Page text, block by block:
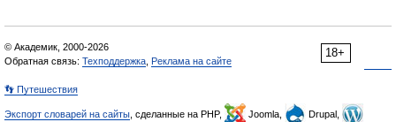
18+
© Академик, 2000-2026
Обратная связь: Техподдержка Реклама на сайте
👣 Путешествия
Экспорт словарей на сайты , сделанные на PHP, Joomla,
Drupal,